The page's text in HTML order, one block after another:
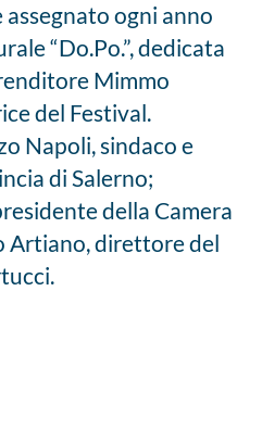
assegnato ogni anno
“Do.Po.”, dedicata
Mimmo
del Festival.
Napoli, sindaco e
di Salerno;
della Camera
Artiano, direttore del